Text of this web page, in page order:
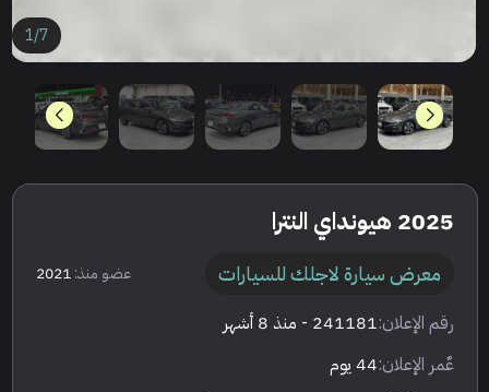
1/7
2025 هيونداي النترا
معرض سيارة لاجلك للسيارات عضو منذ:2021
رقم الإعلان:241181 - منذ 8 أشهر
عٌمر الإعلان:44 يوم